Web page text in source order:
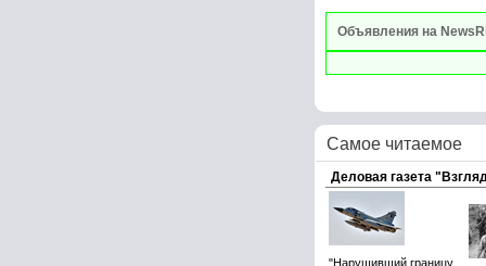
Объявления на
Самое читаемое